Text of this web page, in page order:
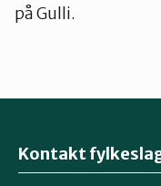
på Gulli.
Kontakt